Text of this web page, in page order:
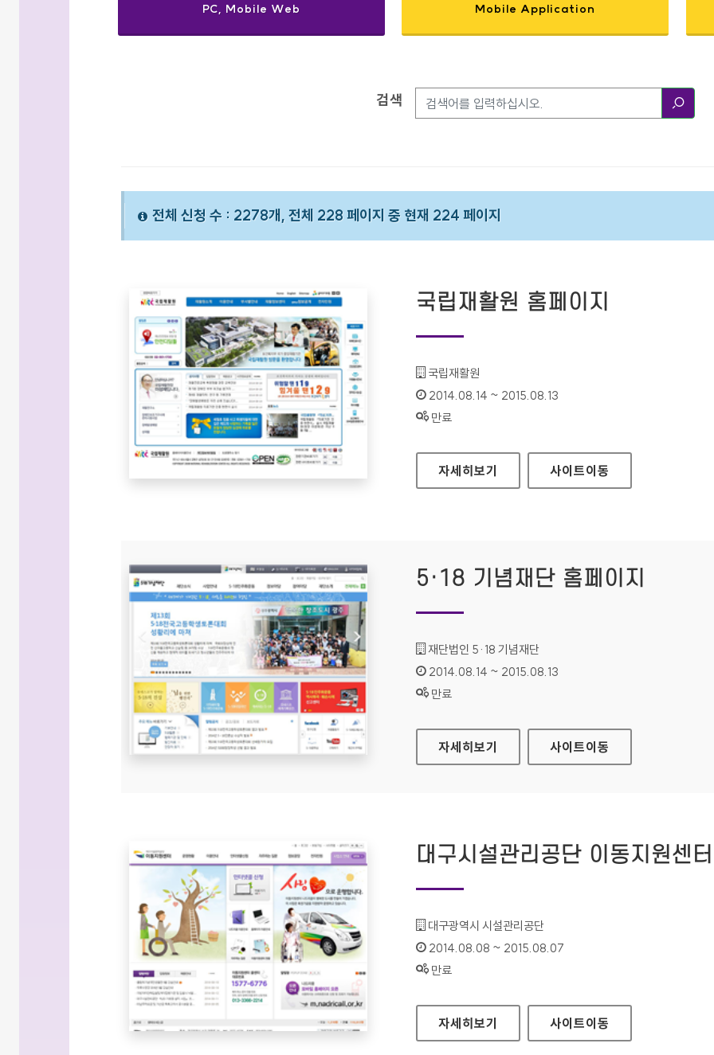
PC, Mobile Web Mobile Application
검색
전체 신청 수 : 2278개, 전체 228 페이지 중 현재 224 페이지
국립재활원 홈페이지
기관명 :
국립재활원
인증기간 :
2014.08.14 ~ 2015.08.13
상태 :
만료
국립재활원 홈페이지
자세히보기 사이트이동
5·18 기념재단 홈페이지
기관명 :
재단법인 5·18 기념재단
인증기간 :
2014.08.14 ~ 2015.08.13
상태 :
만료
5·18 기념재단 홈페이지
자세히보기 사이트이동
대구시설관리공단 이동지원센
기관명 :
대구광역시 시설관리공단
인증기간 :
2014.08.08 ~ 2015.08.07
상태 :
만료
대구시설관리공단 이동지원센터 홈페이지
자세히보기 사이트이동